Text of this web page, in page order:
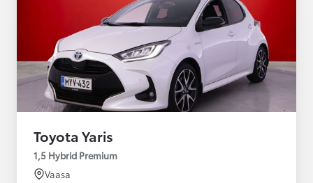
Toyota Yaris
1,5 Hybrid Premium
Vaasa